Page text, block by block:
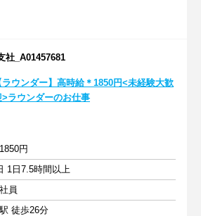
社_A01457681
ラウンダー】高時給＊1850円<未経験大歓
>ラウンダーのお仕事
円
1日7.5時間以上
員
徒歩26分